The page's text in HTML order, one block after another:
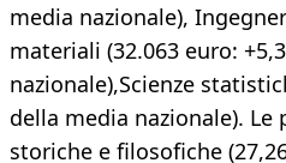
media nazionale),
materiali (32.063 euro:
nazionale),Scienze
della media nazionale). Le
storiche e filosofiche